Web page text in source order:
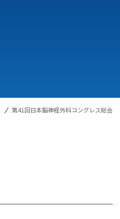
第41回日本脳神経外科コングレス総会